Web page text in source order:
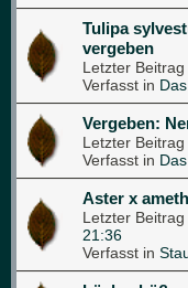
Tulipa
vergeben
Letzter Beitrag
Verfasst in
Vergeben:
Letzter Beitrag
Verfasst in
Aster x
Letzter Beitrag
21:36
Verfasst in